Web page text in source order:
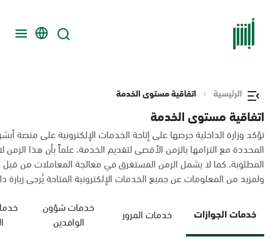
الرئيسية اتفاقية مستوى الخدمة
اتفاقية مستوى الخدمة
تؤكد وزارة الداخلية حرصها على إتاحة الخدمات الإلكترونية على منصة
المحددة مع التزامها بالزمن الأقصى لتقديم الخدمة، علماً بأن هذا
المطلوبة، كما لا يشمل الزمن المستغرق في معالجة المعاملات من
ولمزيد من المعلومات عن جميع الخدمات الإلكترونية المتاحة يُرجى زيارة
خدمات الجوازات خدمات المرور
خدمات شؤون
الوافدين